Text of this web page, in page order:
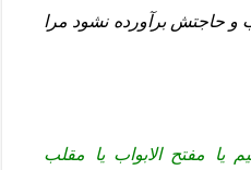
حاجتش برآورده نشود مرا
یا مفتح الابواب یا مقلب